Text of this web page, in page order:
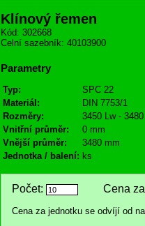
Klínový řemen
Kód: 302668
Celní sazebník: 40103900
Parametry
Typ:
SPC 22
Materiál:
DIN 7753/1
Rozměry:
3450 Lw -
Vnitřní průměr:
0 mm
Vnější průměr:
3480 mm
Jednotka / balení: ks
Počet: Cena za
Cena za jednotku se odvíjí od